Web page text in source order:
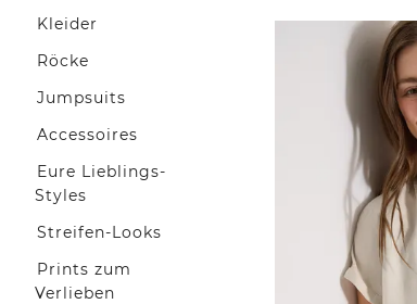
Kleider
Röcke
Jumpsuits
Accessoires
Eure Lieblings-
Styles
Streifen-Looks
Prints zum
Verlieben